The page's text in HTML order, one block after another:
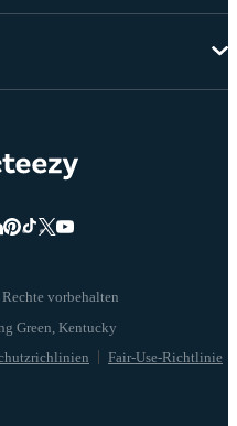
vorbehalten
Fair-Use-Richtlinie